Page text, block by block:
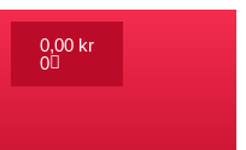
0,00 kr
0